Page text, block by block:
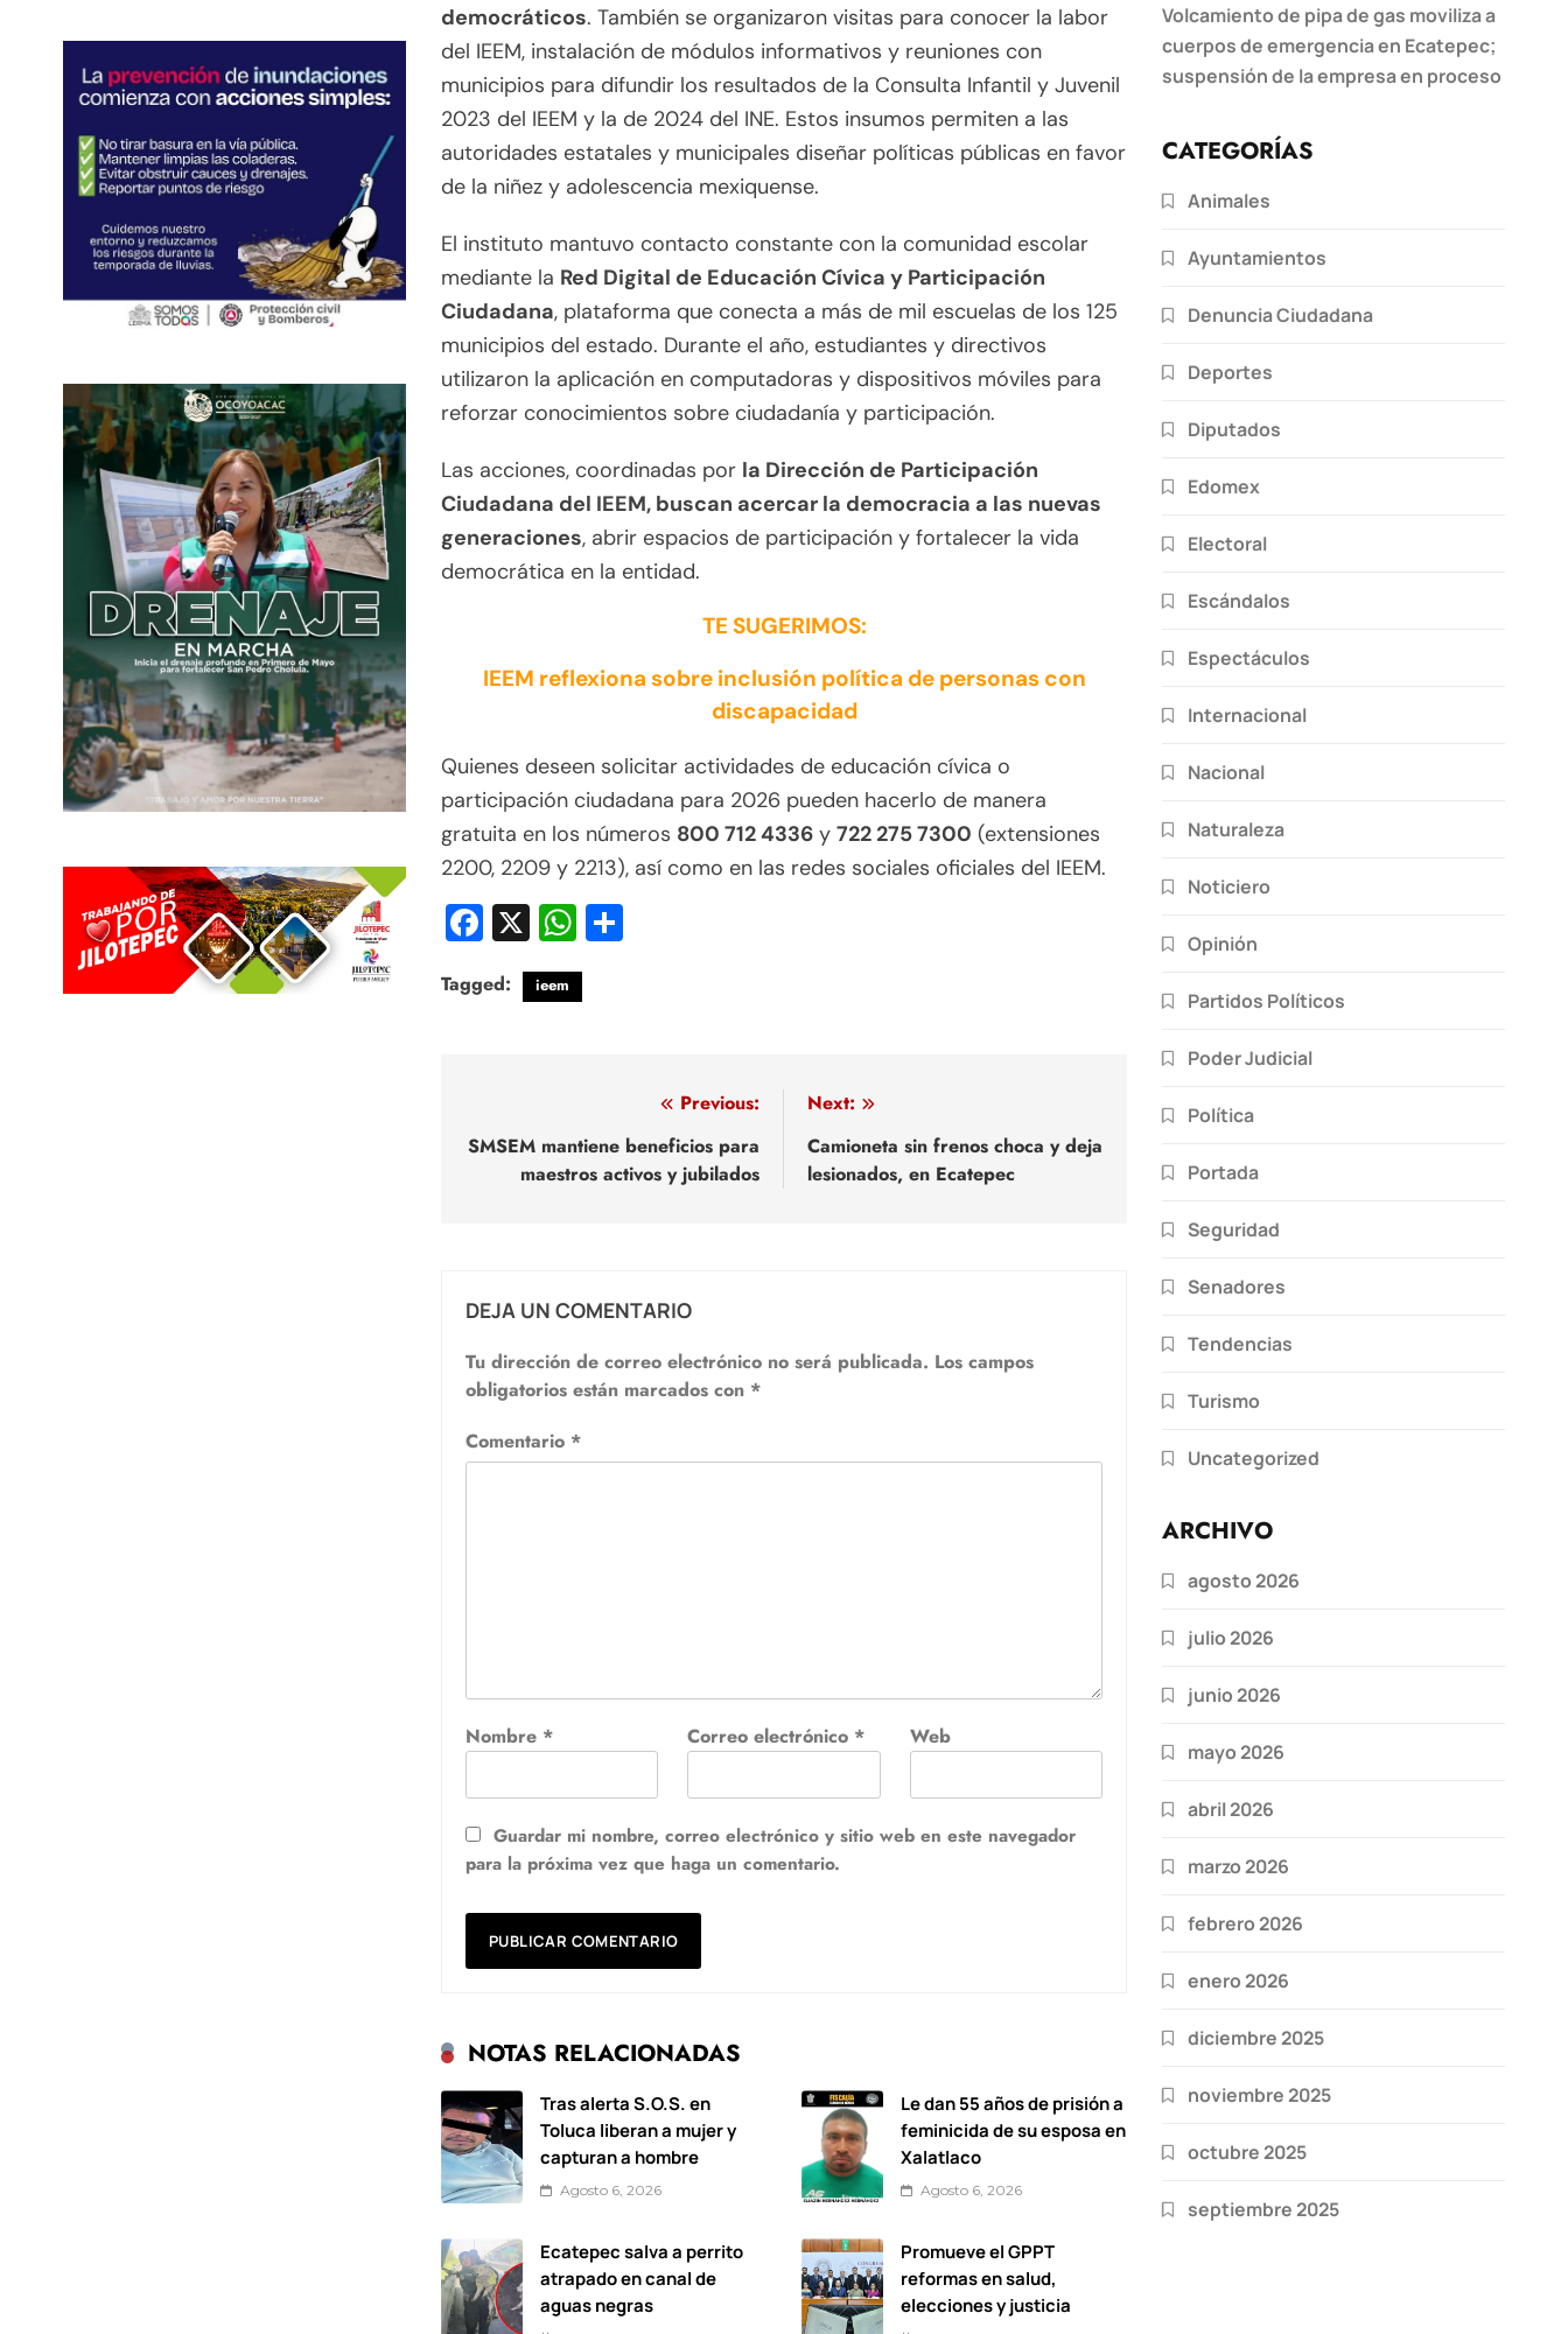
democráticos. También se organizaron visitas para conocer la labor
del IEEM, instalación de módulos informativos y reuniones con
municipios para difundir los resultados de la Consulta Infantil y Juvenil
2023 del IEEM y la de 2024 del INE. Estos insumos permiten a las
autoridades estatales y municipales diseñar políticas públicas en favor
de la niñez y adolescencia mexiquense.
El instituto mantuvo contacto constante con la comunidad escolar
mediante la Red Digital de Educación Cívica y Participación
Ciudadana, plataforma que conecta a más de mil escuelas de los 125
municipios del estado. Durante el año, estudiantes y directivos
utilizaron la aplicación en computadoras y dispositivos móviles para
reforzar conocimientos sobre ciudadanía y participación.
Las acciones, coordinadas por la Dirección de Participación
Ciudadana del IEEM, buscan acercar la democracia a las nuevas
generaciones, abrir espacios de participación y fortalecer la vida
democrática en la entidad.
TE SUGERIMOS:
IEEM reflexiona sobre inclusión política de personas con
discapacidad
Quienes deseen solicitar actividades de educación cívica o
participación ciudadana para 2026 pueden hacerlo de manera
gratuita en los números 800 712 4336 y 722 275 7300 (extensiones
2200, 2209 y 2213), así como en las redes sociales oficiales del IEEM.
Facebook
X WhatsApp
Tagged: ieem
de
entradas
Previous:
SMSEM mantiene beneficios para
maestros activos y jubilados
Next:
Camioneta sin frenos choca y deja
lesionados, en Ecatepec
DEJA UN COMENTARIO
Tu dirección de correo electrónico no será publicada. Los campos
obligatorios están marcados con *
Comentario *
Nombre * Correo electrónico * Web
Guardar mi nombre, correo electrónico y sitio web en este navegador
para la próxima vez que haga un comentario.
NOTAS RELACIONADAS
Tras alerta S.O.S. en
Toluca liberan a mujer y
capturan a hombre
Agosto 6, 2026
Le dan 55 años de prisión a
feminicida de su esposa en
Xalatlaco
Agosto 6, 2026
Ecatepec salva a perrito
atrapado en canal de
aguas negras
Promueve el GPPT
reformas en salud,
elecciones y justicia
Volcamiento de pipa de gas moviliza a
cuerpos de emergencia en Ecatepec;
suspensión de la empresa en proceso
CATEGORÍAS
Animales
Ayuntamientos
Denuncia Ciudadana
Deportes
Diputados
Edomex
Electoral
Escándalos
Espectáculos
Internacional
Nacional
Naturaleza
Noticiero
Opinión
Partidos Políticos
Poder Judicial
Política
Portada
Seguridad
Senadores
Tendencias
Turismo
Uncategorized
ARCHIVO
agosto 2026
julio 2026
junio 2026
mayo 2026
abril 2026
marzo 2026
febrero 2026
enero 2026
diciembre 2025
noviembre 2025
octubre 2025
septiembre 2025